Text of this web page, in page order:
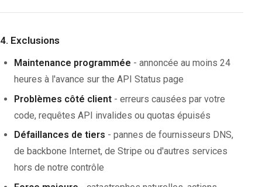
4. Exclusions
Maintenance programmée - annoncée au moins 24
heures à l'avance sur the API Status page
Problèmes côté client - erreurs causées par votre
code, requêtes API invalides ou quotas épuisés
Défaillances de tiers - pannes de fournisseurs DNS,
de backbone Internet, de Stripe ou d'autres services
hors de notre contrôle